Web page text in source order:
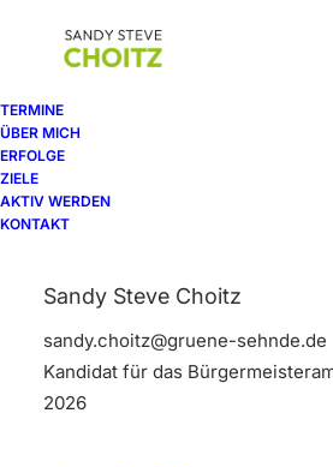
TERMINE
ÜBER MICH
ERFOLGE
ZIELE
AKTIV WERDEN
KONTAKT
Sandy Steve Choitz
sandy.choitz@gruene-sehnde.de
Kandidat für das
2026
Background
engage your website
immersive and captivating